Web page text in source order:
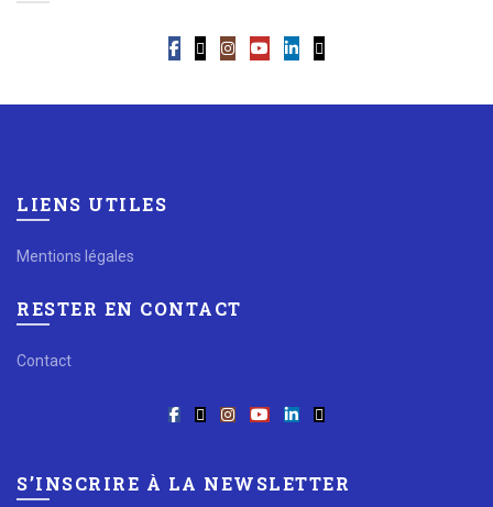
LIENS UTILES
Mentions légales
RESTER EN CONTACT
Contact
S’INSCRIRE À LA NEWSLETTER